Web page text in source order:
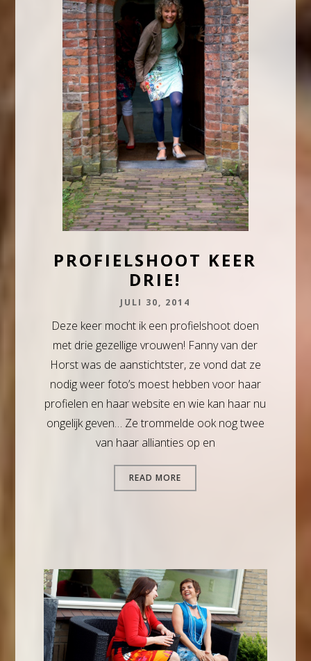
PROFIELSHOOT KEER
DRIE!
JULI 30, 2014
Deze keer mocht ik een profielshoot doen
met drie gezellige vrouwen! Fanny van der
Horst was de aanstichtster, ze vond dat ze
nodig weer foto’s moest hebben voor haar
profielen en haar website en wie kan haar nu
ongelijk geven… Ze trommelde ook nog twee
van haar allianties op en
READ MORE